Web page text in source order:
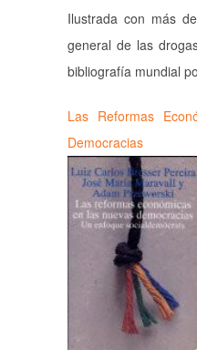
Ilustrada con más
general de las
bibliografía mundial
Las Reformas
Democracias